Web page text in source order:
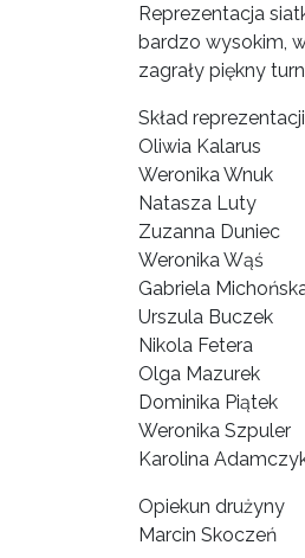
Reprezentacja
bardzo wysokim,
zagrały piękny
Skład reprezentacji
Oliwia Kalarus
Weronika Wnuk
Natasza Luty
Zuzanna Duniec
Weronika Wąś
Gabriela
Urszula Buczek
Nikola Fetera
Olga Mazurek
Dominika Piątek
Weronika Szpuler
Karolina
Opiekun drużyny
Marcin Skoczeń